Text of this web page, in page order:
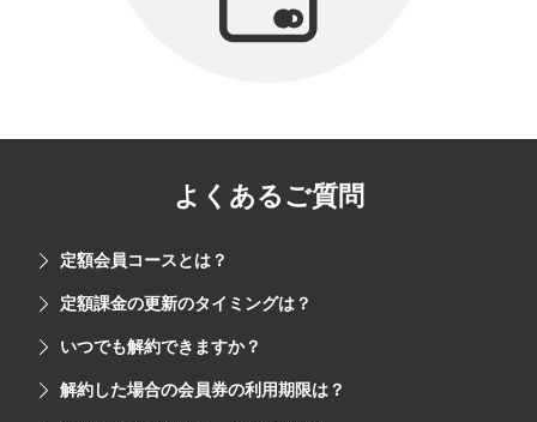
よくあるご質問
定額会員コースとは？
定額課金の更新のタイミングは？
いつでも解約できますか？
解約した場合の会員券の利用期限は？